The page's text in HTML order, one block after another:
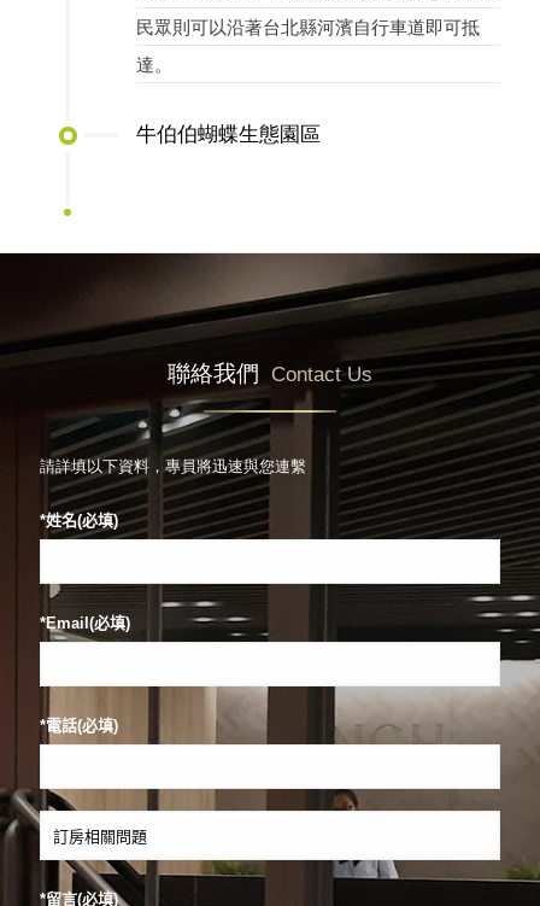
民眾則可以沿著台北縣河濱自行車道即可抵
達。
牛伯伯蝴蝶生態園區
聯絡我們 Contact Us
請詳填以下資料，專員將迅速與您連繫
*姓名(必填)
*Email(必填)
*電話(必填)
*留言(必填)